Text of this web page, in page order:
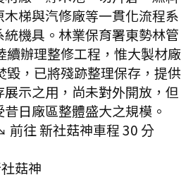
梯與汽修廠等一貫化流程系
機具。林業保育署東勢林管
續辦理整修工程，惟大製材廠
毀，已將殘跡整理保存，提供
示之用，尚未對外開放，但
日廠區整體盛大之規模。
前往 新社菇神車程30 分
菇神